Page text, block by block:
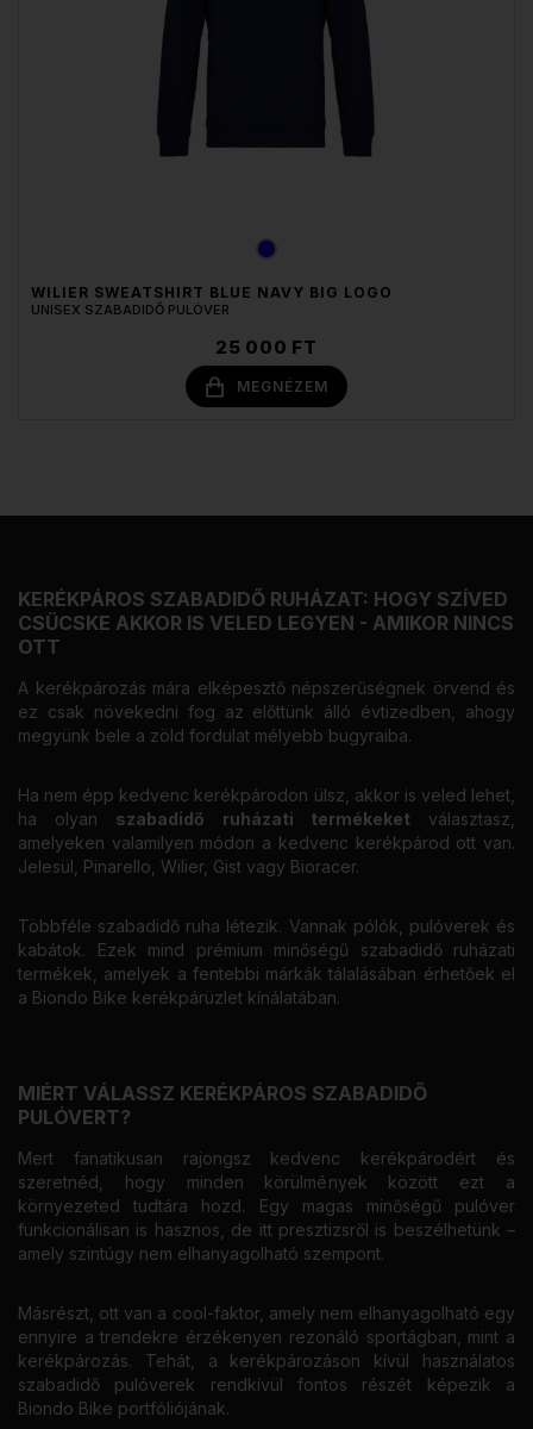
WILIER SWEATSHIRT BLUE NAVY BIG LOGO
UNISEX SZABADIDŐ PULÓVER
25 000 FT
MEGNÉZEM
KERÉKPÁROS SZABADIDŐ RUHÁZAT: HOGY SZÍVED
CSÜCSKE AKKOR IS VELED LEGYEN - AMIKOR NINCS
OTT
A kerékpározás mára elképesztő népszerűségnek örvend és
ez csak növekedni fog az előttünk álló évtizedben, ahogy
megyünk bele a zöld fordulat mélyebb bugyraiba.
Ha nem épp kedvenc kerékpárodon ülsz, akkor is veled lehet,
ha olyan szabadidő ruházati termékeket választasz,
amelyeken valamilyen módon a kedvenc kerékpárod ott van.
Jelesül, Pinarello, Wilier, Gist vagy Bioracer.
Többféle szabadidő ruha létezik. Vannak pólók, pulóverek és
kabátok. Ezek mind prémium minőségű szabadidő ruházati
termékek, amelyek a fentebbi márkák tálalásában érhetőek el
a Biondo Bike kerékpárüzlet kínálatában.
MIÉRT VÁLASSZ KERÉKPÁROS SZABADIDŐ
PULÓVERT?
Mert fanatikusan rajongsz kedvenc kerékpárodért és
szeretnéd, hogy minden körülmények között ezt a
környezeted tudtára hozd. Egy magas minőségű pulóver
funkcionálisan is hasznos, de itt presztizsről is beszélhetünk –
amely szintúgy nem elhanyagolható szempont.
Másrészt, ott van a cool-faktor, amely nem elhanyagolható egy
ennyire a trendekre érzékenyen rezonáló sportágban, mint a
kerékpározás. Tehát, a kerékpározáson kívül használatos
szabadidő pulóverek rendkívül fontos részét képezik a
Biondo Bike portfóliójának.